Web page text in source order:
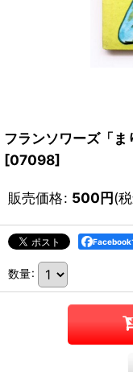
フランソワーズ「
[07098]
販売価格: 500円(
Facebook
数量: